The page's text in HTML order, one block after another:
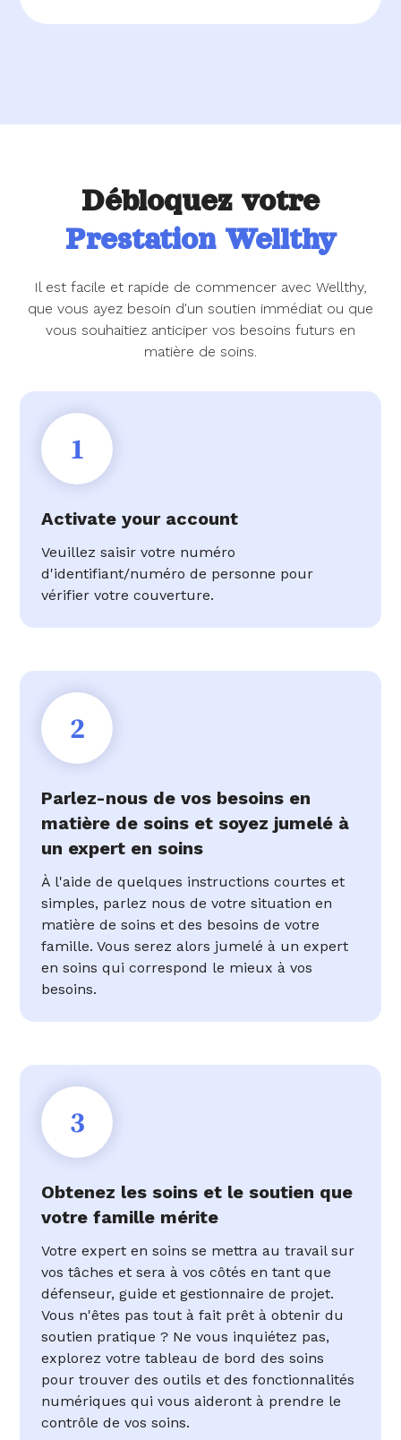
Débloquez votre
Prestation Wellthy
Il est facile et rapide de commencer avec Wellthy,
que vous ayez besoin d'un soutien immédiat ou que
vous souhaitiez anticiper vos besoins futurs en
matière de soins.
1
Activate your account
Veuillez saisir votre numéro
d'identifiant/numéro de personne pour
vérifier votre couverture.
2
Parlez-nous de vos besoins en
matière de soins et soyez jumelé à
un expert en soins
À l'aide de quelques instructions courtes et
simples, parlez nous de votre situation en
matière de soins et des besoins de votre
famille. Vous serez alors jumelé à un expert
en soins qui correspond le mieux à vos
besoins.
3
Obtenez les soins et le soutien que
votre famille mérite
Votre expert en soins se mettra au travail sur
vos tâches et sera à vos côtés en tant que
défenseur, guide et gestionnaire de projet.
Vous n'êtes pas tout à fait prêt à obtenir du
soutien pratique ? Ne vous inquiétez pas,
explorez votre tableau de bord des soins
pour trouver des outils et des fonctionnalités
numériques qui vous aideront à prendre le
contrôle de vos soins.